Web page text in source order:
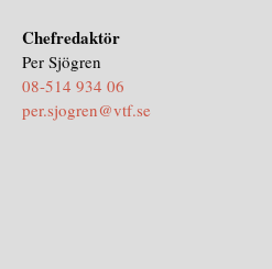
Chefredaktör
Per Sjögren
08-514 934 06
per.sjogren@vtf.se